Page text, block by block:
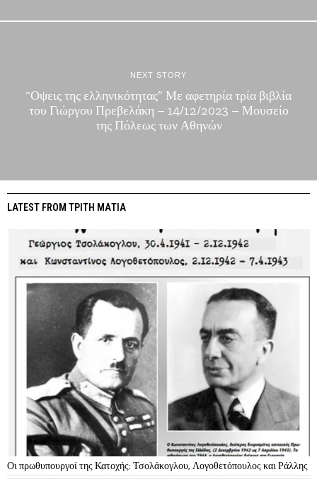
NEXT STORY
“Οψεις της ελληνικότητας” Με αφετηρία τρία βιβλία
του Γιώργου Πρεβελάκη – 14/12/2023 – Μουσείο
της Πόλεως των Αθηνών
LATEST FROM ΤΡΙΤΗ ΜΑΤΙΑ
Οι πρωθυπουργοί της Κατοχής: Τσολάκογλου, Λογοθετόπουλος και Ράλλης